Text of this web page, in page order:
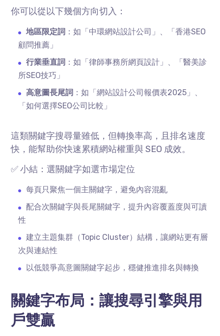
你可以從以下幾個方向切入：
地區限定詞 ：如「中環網站設計公司」、「香港SEO
顧問推薦」
行業垂直詞 ：如「律師事務所網頁設計」、「醫美診
所SEO技巧」
高意圖長尾詞 ：如「網站設計公司報價表2025 」、
「如何選擇SEO公司比較」
這類關鍵字搜尋量雖低，但轉換率高，且排名速度
快，能幫助你快速累積網站權重與 SEO 成效。
✅ 小結：選關鍵字如選市場定位
每頁只聚焦一個主關鍵字，避免內容混亂
配合次關鍵字與長尾關鍵字，提升內容覆蓋度與可讀
性
建立主題集群（Topic Cluster）結構，讓網站更有層
次與連結性
以低競爭高意圖關鍵字起步，穩健推進排名與轉換
關鍵字布局：讓搜尋引擎與用
戶雙贏